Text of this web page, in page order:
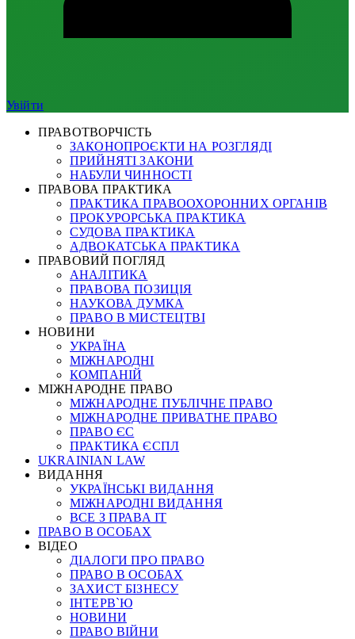
Увійти
ПРАВОТВОРЧІСТЬ
ЗАКОНОПРОЄКТИ НА РОЗГЛЯДІ
ПРИЙНЯТІ ЗАКОНИ
НАБУЛИ ЧИННОСТІ
ПРАВОВА ПРАКТИКА
ПРАКТИКА ПРАВООХОРОННИХ ОРГАНІВ
ПРОКУРОРСЬКА ПРАКТИКА
СУДОВА ПРАКТИКА
АДВОКАТСЬКА ПРАКТИКА
ПРАВОВИЙ ПОГЛЯД
АНАЛІТИКА
ПРАВОВА ПОЗИЦІЯ
НАУКОВА ДУМКА
ПРАВО В МИСТЕЦТВІ
НОВИНИ
УКРАЇНА
МІЖНАРОДНІ
КОМПАНІЙ
МІЖНАРОДНЕ ПРАВО
МІЖНАРОДНЕ ПУБЛІЧНЕ ПРАВО
МІЖНАРОДНЕ ПРИВАТНЕ ПРАВО
ПРАВО ЄС
ПРАКТИКА ЄСПЛ
UKRAINIAN LAW
ВИДАННЯ
УКРАЇНСЬКІ ВИДАННЯ
МІЖНАРОДНІ ВИДАННЯ
ВСЕ З ПРАВА ІТ
ПРАВО В ОСОБАХ
ВІДЕО
ДІАЛОГИ ПРО ПРАВО
ПРАВО В ОСОБАХ
ЗАХИСТ БІЗНЕСУ
ІНТЕРВ`Ю
НОВИНИ
ПРАВО ВІЙНИ